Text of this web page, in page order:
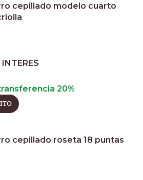
cepillado modelo cuarto
INTERES
20%
cepillado roseta 18 puntas